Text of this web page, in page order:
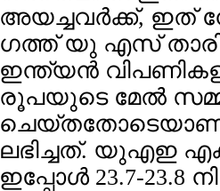
അയച്ചവര്‍ക്ക്, ഇത്
ഗത്ത് യു എസ്
ഇന്ത്യന്‍
രൂപയുടെ മേല്‍
ചെയ്തതോടെയാണ്
ലഭിച്ചത്. യുഎഇ
ഇപ്പോള്‍ 23.7-